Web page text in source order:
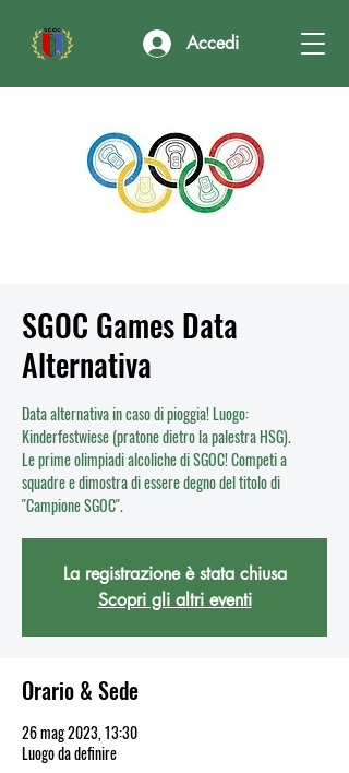
Accedi
SGOC Games Data
Alternativa
Data alternativa in caso di pioggia! Luogo:
Kinderfestwiese (pratone dietro la palestra HSG).
Le prime olimpiadi alcoliche di SGOC! Competi a
squadre e dimostra di essere degno del titolo di
"Campione SGOC".
La registrazione è stata chiusa
Scopri gli altri eventi
Orario & Sede
26 mag 2023, 13:30
Luogo da definire